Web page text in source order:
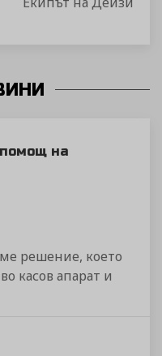
на
решение, което
касов апарат и